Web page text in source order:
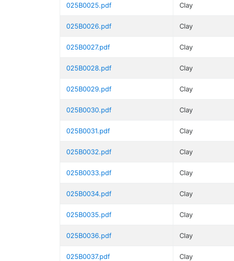
025B0025.pdf Clay
025B0026.pdf Clay
025B0027.pdf Clay
025B0028.pdf Clay
025B0029.pdf Clay
025B0030.pdf Clay
025B0031.pdf Clay
025B0032.pdf Clay
025B0033.pdf Clay
025B0034.pdf Clay
025B0035.pdf Clay
025B0036.pdf Clay
025B0037.pdf Clay